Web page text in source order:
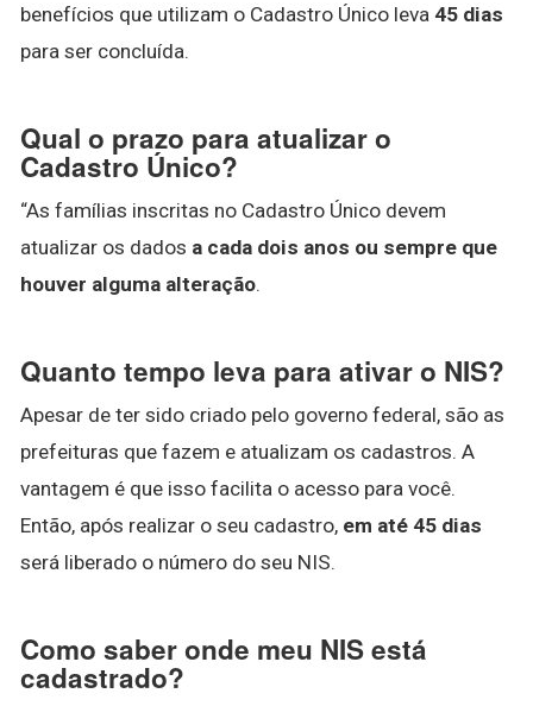
benefícios que utilizam o Cadastro Único leva 45 dias
para ser concluída.
Qual o prazo para atualizar o
Cadastro Único?
“As famílias inscritas no Cadastro Único devem
atualizar os dados a cada dois anos ou sempre que
houver alguma alteração.
Quanto tempo leva para ativar o NIS?
Apesar de ter sido criado pelo governo federal, são as
prefeituras que fazem e atualizam os cadastros. A
vantagem é que isso facilita o acesso para você.
Então, após realizar o seu cadastro, em até 45 dias
será liberado o número do seu NIS.
Como saber onde meu NIS está
cadastrado?